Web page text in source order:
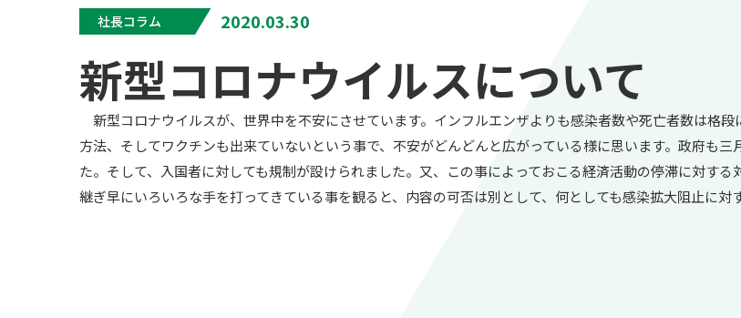
社長コラム 2020.03.30
新型コロナウイルスについて
新型コロナウイルスが、世界中を不安にさせています。インフルエンザよりも感染者数や死亡者数は格
方法、そしてワクチンも出来ていないという事で、不安がどんどんと広がっている様に思います。政府も
た。そして、入国者に対しても規制が設けられました。又、この事によっておこる経済活動の停滞に対す
継ぎ早にいろいろな手を打ってきている事を観ると、内容の可否は別として、何としても感染拡大阻止に対